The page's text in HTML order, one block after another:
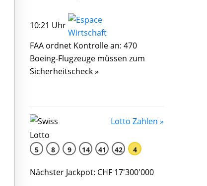
10:21 Uhr
FAA ordnet Kontrolle an: 470
Boeing-Flugzeuge müssen zum
Sicherheitscheck »
Lotto Zahlen »
5 8 9 14 41 42 4
Nächster Jackpot: CHF 17'300'000